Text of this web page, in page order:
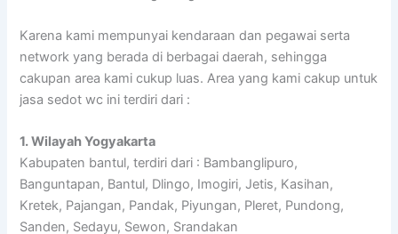
Karena kami mempunyai kendaraan dan pegawai serta
network yang berada di berbagai daerah, sehingga
cakupan area kami cukup luas. Area yang kami cakup untuk
jasa sedot wc ini terdiri dari :
1. Wilayah Yogyakarta
Kabupaten bantul, terdiri dari : Bambanglipuro,
Banguntapan, Bantul, Dlingo, Imogiri, Jetis, Kasihan,
Kretek, Pajangan, Pandak, Piyungan, Pleret, Pundong,
Sanden, Sedayu, Sewon, Srandakan